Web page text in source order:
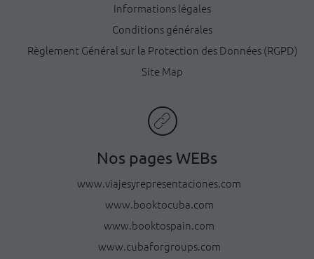
Informations légales
Conditions générales
Règlement Général sur la Protection des Données (RGPD)
Site Map
Nos pages WEBs
www.viajesyrepresentaciones.com
www.booktocuba.com
www.booktospain.com
www.cubaforgroups.com